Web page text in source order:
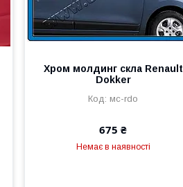
Хром молдинг скла Renault
Dokker
мс-rdo
675 ₴
Немає в наявності